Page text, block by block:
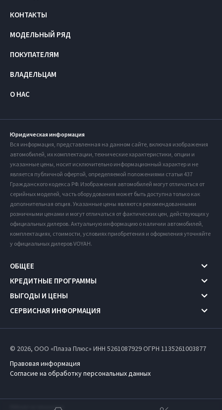
КОНТАКТЫ
МОДЕЛЬНЫЙ РЯД
ПОКУПАТЕЛЯМ
ВЛАДЕЛЬЦАМ
О НАС
Юридическая информация
Вся информация, представленная на данном сайте, включая изображения
автомобилей, их комплектации, технические характеристики, опции и
указанные цены, носит исключительно информационный характер и не
является публичной офертой, определяемой положениями статьи 437
Гражданского кодекса РФ. Изображения автомобилей могут отличаться от
серийных моделей, часть оборудования может быть доступна только как
дополнительная опция. Указанные цены являются рекомендованными
розничными ценами и могут отличаться от фактических цен, действующих у
официальных дилеров. Актуальную информацию о наличии автомобилей,
комплектациях, стоимости, условиях приобретения и оформления уточняйте
у официальных дилеров VOYAH.
ОБЩЕЕ
КРЕДИТНЫЕ ПРОГРАММЫ
ВЫГОДЫ И ЦЕНЫ
СЕРВИСНАЯ ИНФОРМАЦИЯ
© 2026, ООО «Плаза Плюс» ИНН 5261087929ОГРН 1135261003877
Правовая информация
Согласие на обработку персональных данных
Работает на технологиях